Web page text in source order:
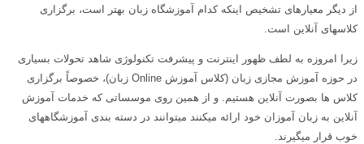
از دیگر معیارهای تشخیص اینکه کدام آموزشگاه زبان بهتر است، برگزاری
کلاسهای آنلاین است.
زیرا امروزه به لطف ظهور اینترنت و پیشرفت تکنولوژی شاهد تحولات بسیاری
در حوزه آموزش مجازی زبان (کلاس آموزش Online زبان)، خصوصاً برگزاری
کلاس ها بصورت آنلاین هستیم. و از همین روی موسساتی که خدمات آموزش
آنلاین به زبان آموزان خود ارائه میکنند میتوانند در دسته بندی آموزشگاههای
خوب قرار میگیرند.